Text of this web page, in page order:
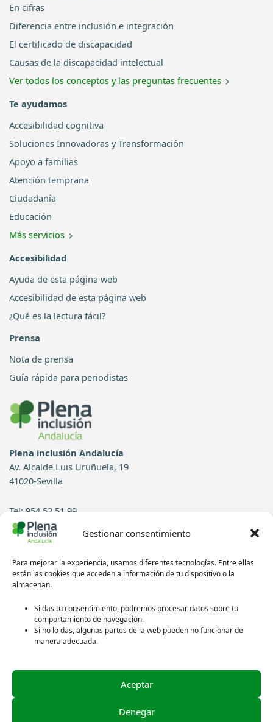
Gestionar consentimiento
Para mejorar la experiencia, usamos diferentes tecnologías. Entre ellas
están las cookies que acceden a información de tu dispositivo o la
almacenan.
Si das tu consentimiento, podremos procesar datos sobre tu
comportamiento de navegación.
Si no lo das, algunas partes de la web pueden no funcionar de
manera adecuada.
Aceptar
Denegar
En cifras
Diferencia entre inclusión e integración
El certificado de discapacidad
Causas de la discapacidad intelectual
Ver todos los conceptos y las preguntas frecuentes
Te ayudamos
Accesibilidad cognitiva
Soluciones Innovadoras y Transformación
Apoyo a familias
Atención temprana
Ciudadanía
Educación
Más servicios
Accesibilidad
Ayuda de esta página web
Accesibilidad de esta página web
¿Qué es la lectura fácil?
Prensa
Nota de prensa
Guía rápida para periodistas
Plena inclusión Andalucía
Av. Alcalde Luis Uruñuela, 19
41020-Sevilla
Tel: 954 52 51 99
Contacto
Síguenos en redes sociales:
Política de privacidad
Aviso legal